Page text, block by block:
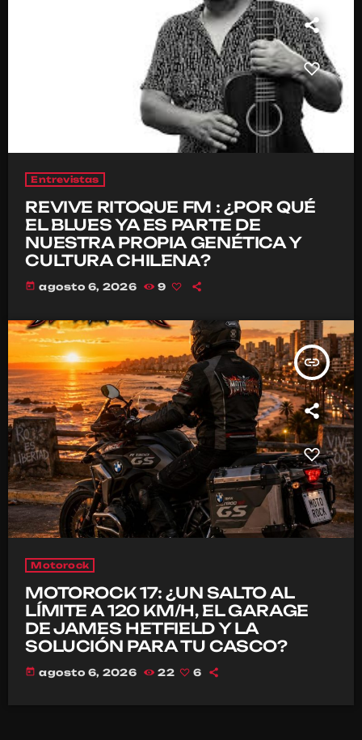
Entrevistas
REVIVE RITOQUE FM : ¿POR QUÉ
EL BLUES YA ES PARTE DE
NUESTRA PROPIA GENÉTICA Y
CULTURA CHILENA?
today agosto 6, 2026 9
insert_link
Motorock
MOTOROCK 17: ¿UN SALTO AL
LÍMITE A 120 KM/H, EL GARAGE
DE JAMES HETFIELD Y LA
SOLUCIÓN PARA TU CASCO?
today agosto 6, 2026 22 6